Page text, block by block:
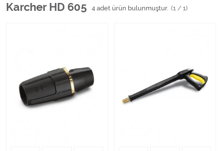
Zemin Silme Makine Parçaları
Zemin Temizlik Makine Parçaları
Kimyasallar Deterjanlar
Karcher HD 605 4 adet ürün bulunmuştur. (1 / 1)